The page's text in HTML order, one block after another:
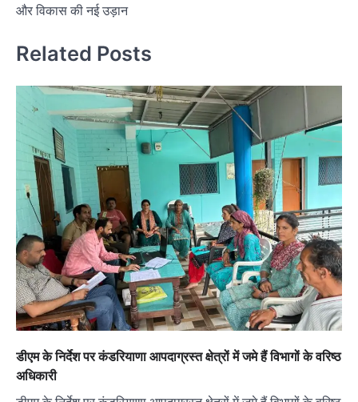
और विकास की नई उड़ान
Related Posts
डीएम के निर्देश पर कंडरियाणा आपदाग्रस्त क्षेत्रों में जमे हैं विभागों के वरिष्ठ
अधिकारी